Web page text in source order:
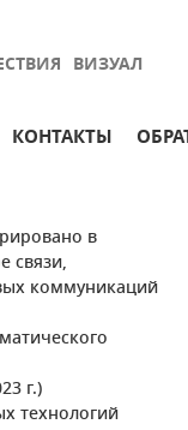
ВИЗУАЛ
КОНТАКТЫ
в
связи,
коммуникаций
г.)
технологий